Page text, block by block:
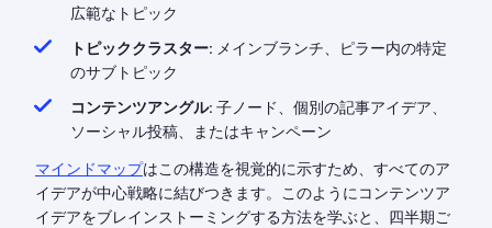
広範なトピック
トピッククラスター: メインブランチ、ピラー内の特定
のサブトピック
コンテンツアングル: 子ノード、個別の記事アイデア、
ソーシャル投稿、またはキャンペーン
マインドマップはこの構造を視覚的に示すため、すべてのア
イデアが中心戦略に結びつきます。このようにコンテンツア
イデアをブレインストーミングする方法を学ぶと、四半期ご